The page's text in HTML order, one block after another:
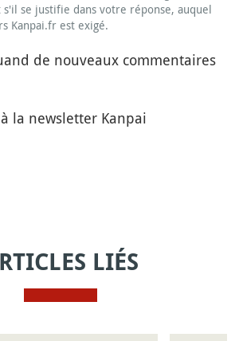
se justifie dans votre réponse, auquel
Kanpai.fr est exigé.
de nouveaux commentaires
la newsletter Kanpai
LIÉS